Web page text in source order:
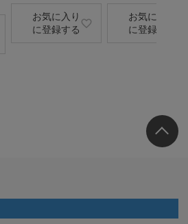
お気に入り
に登録する
お気に入り
に登録する